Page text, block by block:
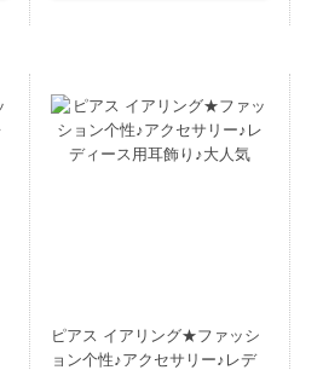
ピアス イアリング★ファッシ
ョン个性♪アクセサリー♪レデ